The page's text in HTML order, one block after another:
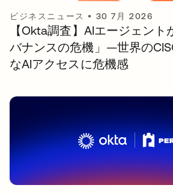
ビジネスニュース • 30 7月 2026
【Okta調査】AIエージェン
バナンスの危機」—世界の
なAIアクセスに危機感